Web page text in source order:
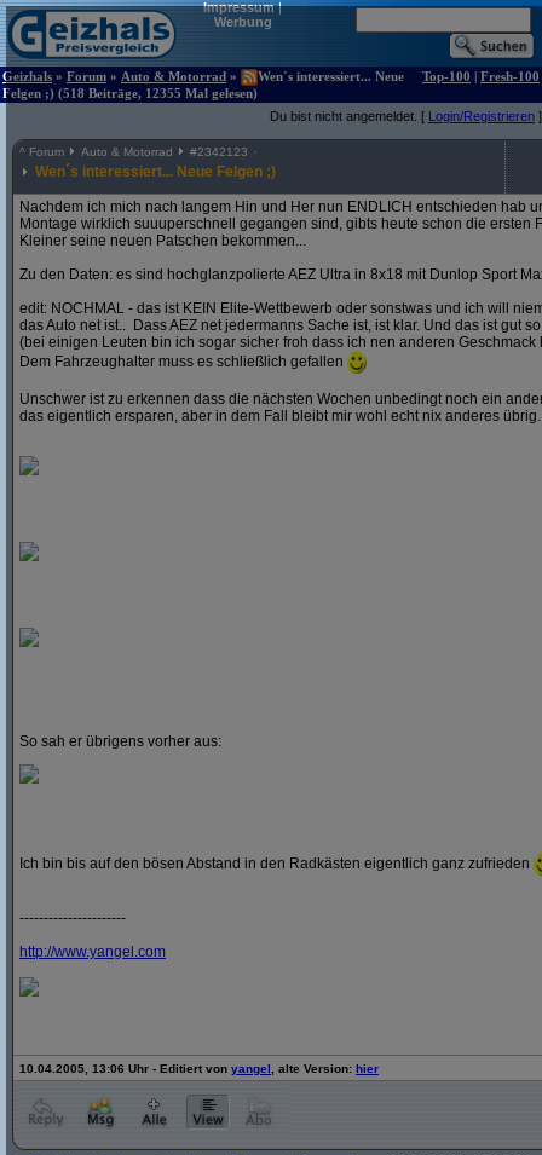
Impressum|
Werbung
Geizhals » Forum » Auto & Motorrad »
Wen´s interessiert... Neue
Felgen ;) (518 Beiträge, 12355 Mal gelesen)
Top-100 | Fresh-100
Du bist nicht angemeldet. [ Login/Registrieren ]
^ Forum Auto & Motorrad #2342123
Wen´s interessiert... Neue Felgen ;)
Nachdem ich mich nach langem Hin und Her nun ENDLICH entschieden hab
Montage wirklich suuuperschnell gegangen sind, gibts heute schon die ersten
Kleiner seine neuen Patschen bekommen...
Zu den Daten: es sind hochglanzpolierte AEZ Ultra in 8x18 mit Dunlop Sport
edit: NOCHMAL - das ist KEIN Elite-Wettbewerb oder sonstwas und ich will
das Auto net ist.. Dass AEZ net jedermanns Sache ist, ist klar. Und das ist gut
(bei einigen Leuten bin ich sogar sicher froh dass ich nen anderen Geschmack
Dem Fahrzeughalter muss es schließlich gefallen
Unschwer ist zu erkennen dass die nächsten Wochen unbedingt noch ein
das eigentlich ersparen, aber in dem Fall bleibt mir wohl echt nix anderes
So sah er übrigens vorher aus:
Ich bin bis auf den bösen Abstand in den Radkästen eigentlich ganz zufrieden
----------------------
http://www.yangel.com
10.04.2005, 13:06 Uhr - Editiert von yangel , alte Version: hier